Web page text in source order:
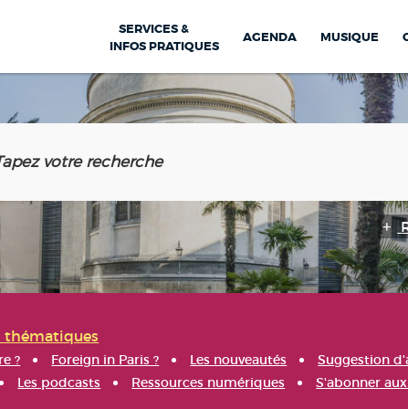
SERVICES &
INFOS PRATIQUES
AGENDA MUSIQUE
thématiques
? Foreign in Paris ? Les nouveautés Suggestion
Les podcasts Ressources numériques S'abonner